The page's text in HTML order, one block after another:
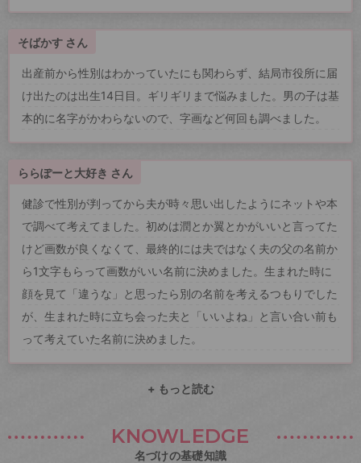
そばかす さん
出産前から性別はわかっていたにも関わらず、結局市役所に届
け出たのは出生14日目。ギリギリまで悩みました。男の子は基
本的に名字がかわらないので、字画など何回も調べました。
ららぽーと大好き さん
健診で性別が判ってから夫が時々思い出したようにネットや本
で調べて考えてました。初めは潤とか翼とかがいいと言ってた
けど画数が良くなくて、最終的には夫ではなく夫の父の名前か
ら1文字もらって画数がいい名前に決めました。生まれた時に
顔を見て「違うな」と思ったら別の名前を考えるつもりでした
が、生まれた時に立ち会った夫と「いいよね」と言い合い前も
って考えていた名前に決めました。
+ もっと読む
KNOWLEDGE
名づけの基礎知識